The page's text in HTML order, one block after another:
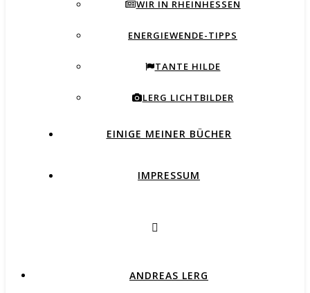
WIR IN RHEINHESSEN
ENERGIEWENDE-TIPPS
TANTE HILDE
LERG LICHTBILDER
EINIGE MEINER BÜCHER
IMPRESSUM
ANDREAS LERG